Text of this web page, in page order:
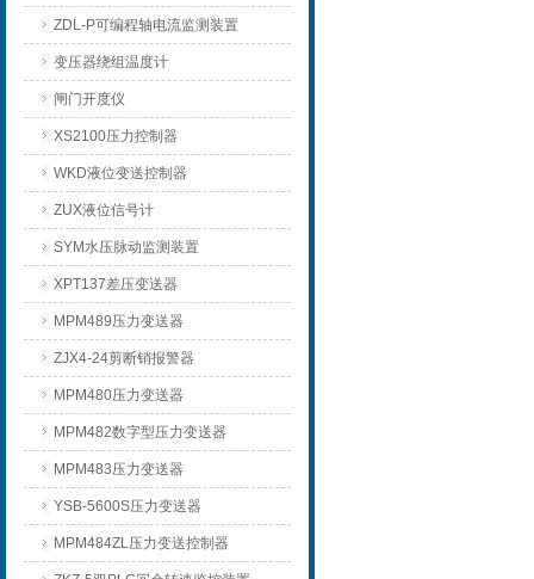
ZDL-P可编程轴电流监测装置
变压器绕组温度计
闸门开度仪
XS2100压力控制器
WKD液位变送控制器
ZUX液位信号计
SYM水压脉动监测装置
XPT137差压变送器
MPM489压力变送器
ZJX4-24剪断销报警器
MPM480压力变送器
MPM482数字型压力变送器
MPM483压力变送器
YSB-5600S压力变送器
MPM484ZL压力变送控制器